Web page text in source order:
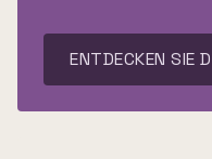
ENTDECKEN SIE